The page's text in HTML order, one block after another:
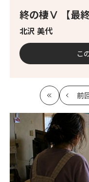
終の棲Ⅴ 【最終
北沢 美代
こ
最
初
前